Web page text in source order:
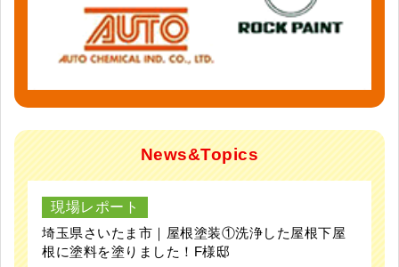
News&Topics
現場レポート
埼玉県さいたま市｜屋根塗装①洗浄した屋根下屋
根に塗料を塗りました！F様邸